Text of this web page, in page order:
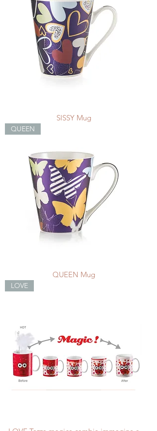
SISSY Mug
QUEEN
QUEEN Mug
LOVE